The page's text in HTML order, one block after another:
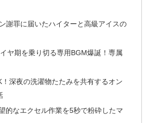
謝罪に届いたハイターと高級アイスの
ヤ期を乗り切る専用BGM爆誕！専属
深夜の洗濯物たたみを共有するオン
的なエクセル作業を5秒で粉砕したマ